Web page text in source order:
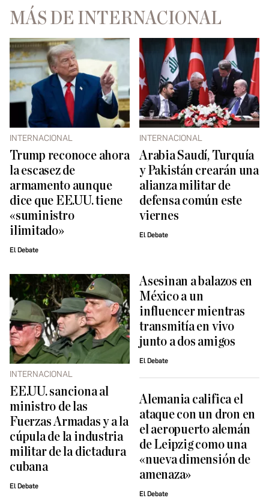
MÁS DE INTERNACIONAL
INTERNACIONAL
Trump reconoce ahora
la escasez de
armamento aunque
dice que EE.UU. tiene
«suministro
ilimitado»
El Debate
INTERNACIONAL
Arabia Saudí, Turquía
y Pakistán crearán una
alianza militar de
defensa común este
viernes
El Debate
INTERNACIONAL
EE.UU. sanciona al
ministro de las
Fuerzas Armadas y a la
cúpula de la industria
militar de la dictadura
cubana
El Debate
Asesinan a balazos en
México a un
influencer mientras
transmitía en vivo
junto a dos amigos
El Debate
Alemania califica el
ataque con un dron en
el aeropuerto alemán
de Leipzig como una
«nueva dimensión de
amenaza»
El Debate